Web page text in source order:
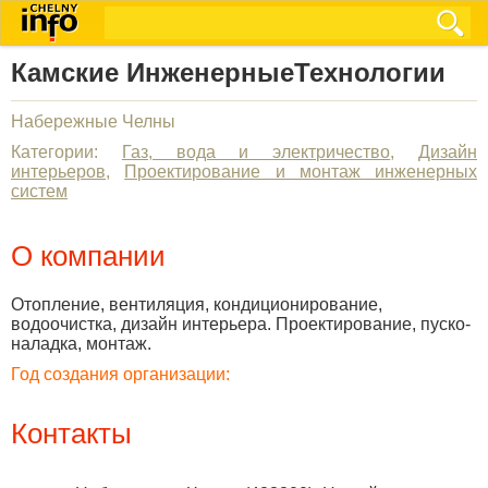
Камские ИнженерныеТехнологии
Набережные Челны
Категории:
Газ, вода и электричество,Дизайн
интерьеров,
Проектирование и монтаж инженерных
систем
О компании
Отопление, вентиляция, кондиционирование,
водоочистка, дизайн интерьера. Проектирование, пуско-
наладка, монтаж.
Год создания организации:
Контакты